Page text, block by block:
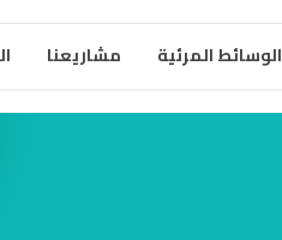
الوسائط المرئية مشاريعنا